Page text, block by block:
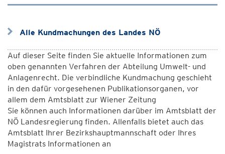
Alle Kundmachungen des Landes NÖ
Auf dieser Seite finden Sie aktuelle Informationen zum
oben genannten Verfahren der Abteilung Umwelt- und
Anlagenrecht. Die verbindliche Kundmachung geschieht
in den dafür vorgesehenen Publikationsorganen, vor
allem dem Amtsblatt zur Wiener Zeitung
Sie können auch Informationen darüber im Amtsblatt der
NÖ Landesregierung finden. Allenfalls bietet auch das
Amtsblatt Ihrer Bezirkshauptmannschaft oder Ihres
Magistrats Informationen an